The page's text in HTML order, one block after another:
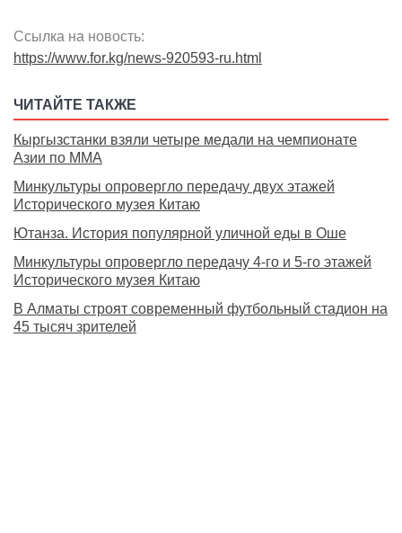
Ссылка на новость:
https://www.for.kg/news-920593-ru.html
ЧИТАЙТЕ ТАКЖЕ
Кыргызстанки взяли четыре медали на чемпионате
Азии по MMA
Минкультуры опровергло передачу двух этажей
Исторического музея Китаю
Ютанза. История популярной уличной еды в Оше
Минкультуры опровергло передачу 4-го и 5-го этажей
Исторического музея Китаю
В Алматы строят современный футбольный стадион на
45 тысяч зрителей